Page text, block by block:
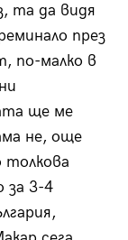
та да видя
през
по-малко в
ще ме
не, още
толкова
за 3-4